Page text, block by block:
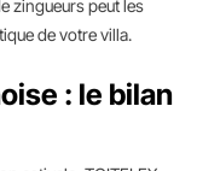
zingueurs peut les
de votre villa.
: le bilan